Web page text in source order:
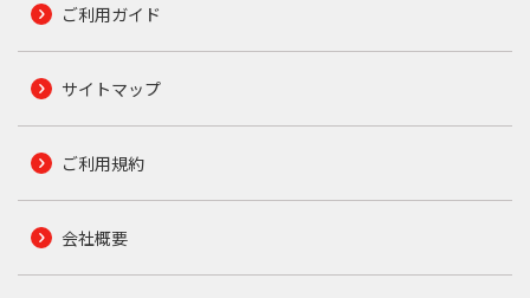
ご利用ガイド
サイトマップ
ご利用規約
会社概要